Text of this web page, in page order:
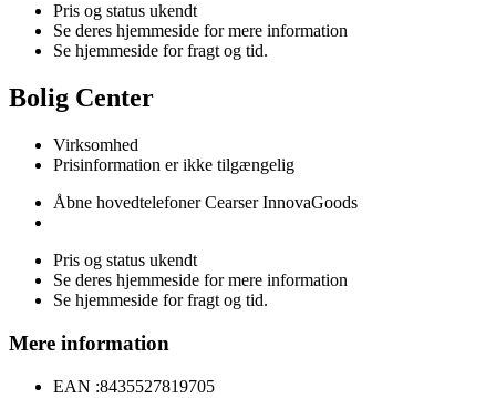
Pris og status ukendt
Se deres hjemmeside for mere information
Se hjemmeside for fragt og tid.
Bolig Center
Virksomhed
Prisinformation er ikke tilgængelig
Åbne hovedtelefoner Cearser InnovaGoods
Pris og status ukendt
Se deres hjemmeside for mere information
Se hjemmeside for fragt og tid.
Mere information
EAN :8435527819705